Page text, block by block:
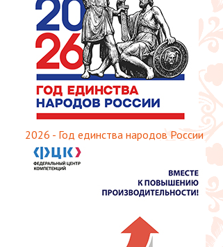
2026 - Год единства народов России